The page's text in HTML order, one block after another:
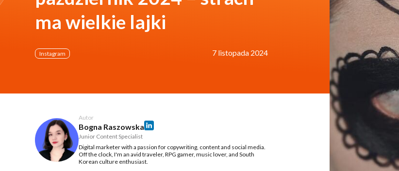
ma wielkie lajki
7 listopada 2024
Instagram
Autor
Bogna Raszowska
Junior Content Specialist
Digital marketer with a passion for copywriting, content and social media.
Off the clock, I'm an avid traveler, RPG gamer, music lover, and South
Korean culture enthusiast.